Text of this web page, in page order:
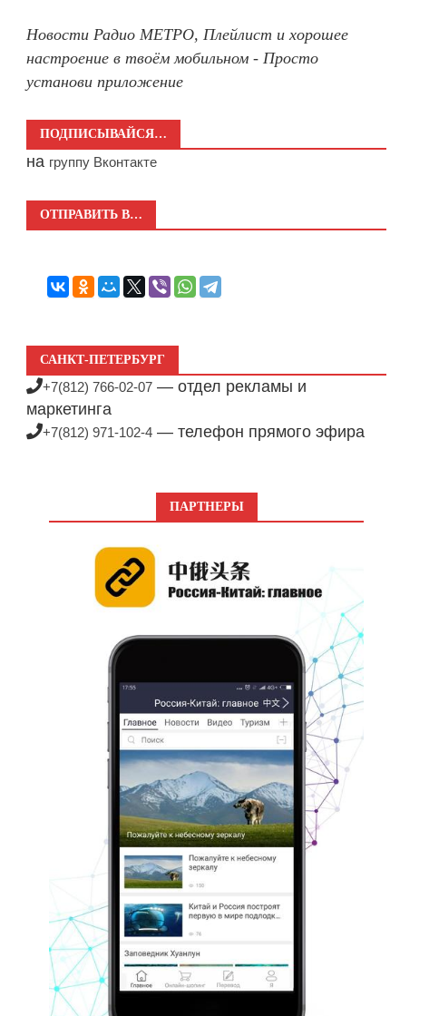
Новости Радио МЕТРО, Плейлист и хорошее
настроение в твоём мобильном - Просто
установи приложение
ПОДПИСЫВАЙСЯ…
на группу Вконтакте
ОТПРАВИТЬ В…
САНКТ-ПЕТЕРБУРГ
+7(812) 766-02-07 — отдел рекламы и
маркетинга
+7(812) 971-102-4 — телефон прямого эфира
ПАРТНЕРЫ